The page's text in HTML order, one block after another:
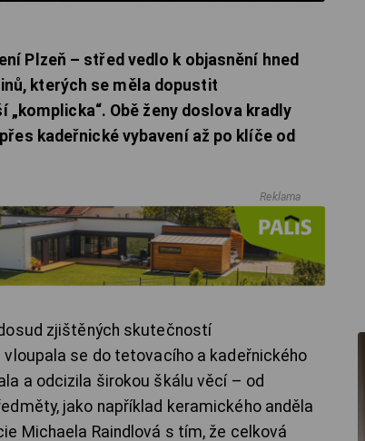
Plzeň – střed vedlo k objasnění hned
kterých se měla dopustit
Obě ženy doslova kradly
kadeřnické vybavení až po klíče od
Reklama
zjištěných skutečností
se do tetovacího a kadeřnického
a odcizila širokou škálu věcí – od
jako například keramického anděla
Michaela Raindlová s tím, že celková